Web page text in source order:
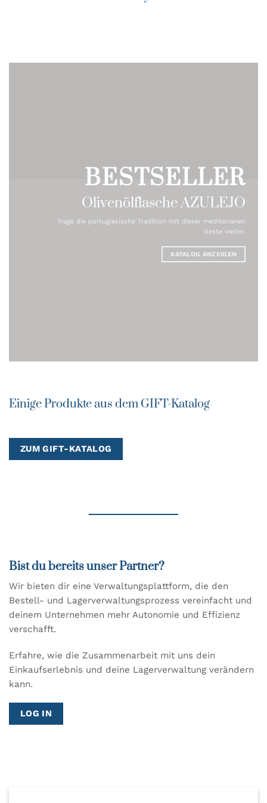
BESTSELLER
Olivenölflasche AZULEJO
Trage die portugiesische Tradition mit dieser mediterranen
Geste weiter.
KATALOG ANZEIGEN
Einige Produkte aus dem GIFT-Katalog
ZUM GIFT-KATALOG
Bist du bereits unser Partner?
Wir bieten dir eine Verwaltungsplattform, die den
Bestell- und Lagerverwaltungsprozess vereinfacht und
deinem Unternehmen mehr Autonomie und Effizienz
verschafft.
Erfahre, wie die Zusammenarbeit mit uns dein
Einkaufserlebnis und deine Lagerverwaltung verändern
kann.
LOG IN